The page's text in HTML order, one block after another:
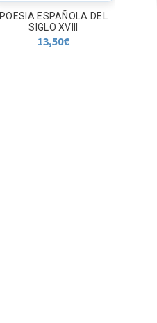
POESIA ESPAÑOLA DEL
SIGLO XVIII
13,50€